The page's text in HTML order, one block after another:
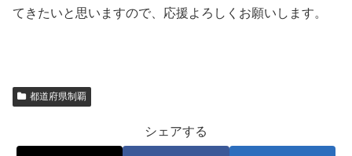
てきたいと思いますので、応援よろしくお願いします。
都道府県制覇
シェアする